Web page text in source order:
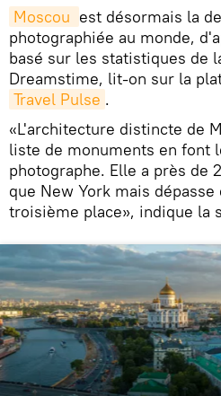
Moscou est désormais la
photographiée au monde,
basé sur les statistiques de
Dreamstime, lit-on sur la
Travel Pulse .
«L'architecture distincte de
liste de monuments en font
photographe. Elle a près de
que New York mais
troisième place», indique la